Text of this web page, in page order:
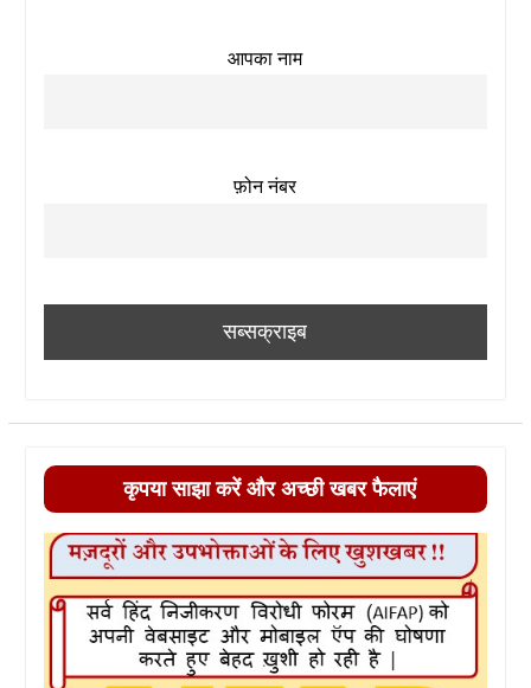
आपका नाम
फ़ोन नंबर
कृपया साझा करें और अच्छी खबर फैलाएं